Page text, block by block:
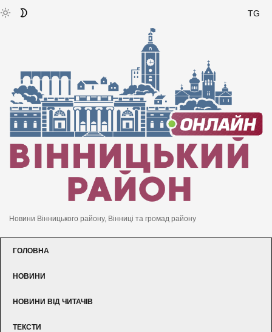
TG
Новини Вінницького району, Вінниці та громад району
ГОЛОВНА
НОВИНИ
НОВИНИ ВІД ЧИТАЧІВ
ТЕКСТИ